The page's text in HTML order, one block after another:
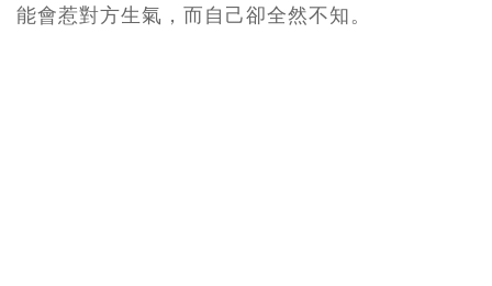
能會惹對方生氣，而自己卻全然不知。